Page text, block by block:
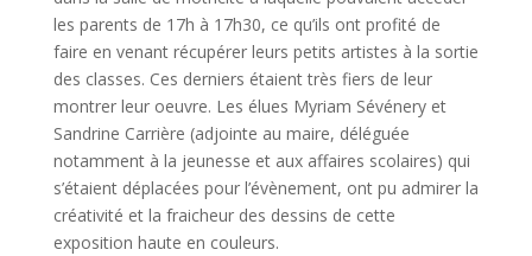
les parents de 17h à 17h30, ce qu’ils ont profité de
faire en venant récupérer leurs petits artistes à la sortie
des classes. Ces derniers étaient très fiers de leur
montrer leur oeuvre. Les élues Myriam Sévénery et
Sandrine Carrière (adjointe au maire, déléguée
notamment à la jeunesse et aux affaires scolaires) qui
s’étaient déplacées pour l’évènement, ont pu admirer la
créativité et la fraicheur des dessins de cette
exposition haute en couleurs.